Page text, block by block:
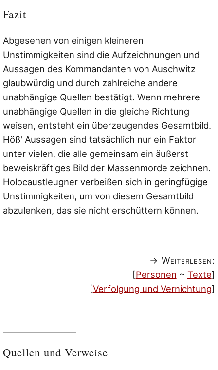
Fazit
Abgesehen von einigen kleineren
Unstimmigkeiten sind die Aufzeichnungen und
Aussagen des Kommandanten von Auschwitz
glaubwürdig und durch zahlreiche andere
unabhängige Quellen bestätigt. Wenn mehrere
unabhängige Quellen in die gleiche Richtung
weisen, entsteht ein überzeugendes Gesamtbild.
Höß' Aussagen sind tatsächlich nur ein Faktor
unter vielen, die alle gemeinsam ein äußerst
beweiskräftiges Bild der Massenmorde zeichnen.
Holocaustleugner verbeißen sich in geringfügige
Unstimmigkeiten, um von diesem Gesamtbild
abzulenken, das sie nicht erschüttern können.
→ Weiterlesen:
[Personen ~ Texte]
[Verfolgung und Vernichtung]
Quellen und Verweise